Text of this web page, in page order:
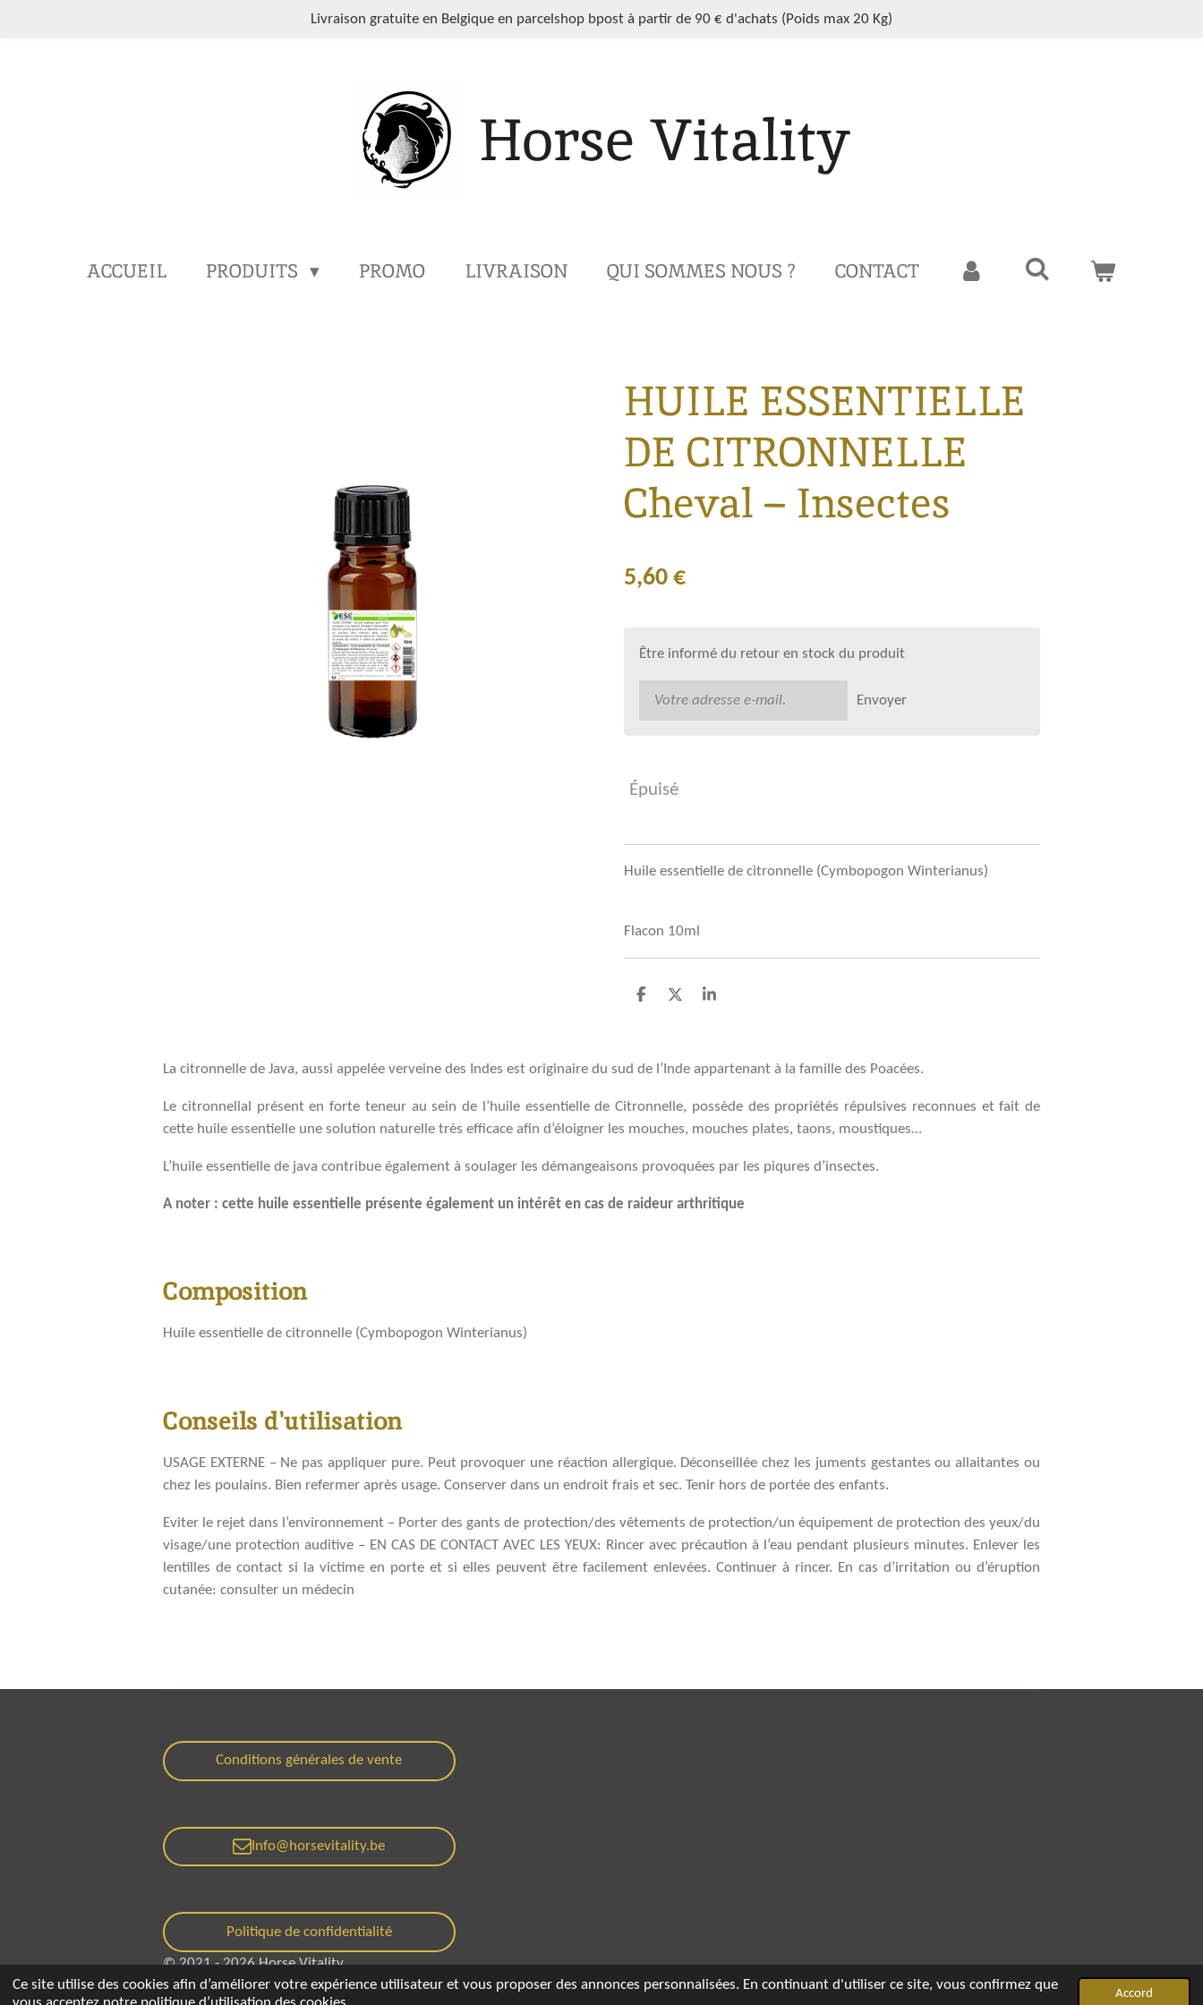
Ce site utilise des cookies afin d’améliorer votre expérience utilisateur et vous proposer des annonces personnalisées. En continuant d'utiliser ce site, vous confirmez que
Accord
Livraison gratuite en Belgique en parcelshop bpost à partir de 90 € d'achats (Poids max 20 Kg)
Horse Vitality
ACCUEIL PRODUITS PROMO LIVRAISON QUI SOMMES NOUS ? CONTACT
HUILE ESSENTIELLE
DE CITRONNELLE
Cheval – Insectes
5,60 €
Être informé du retour en stock du produit
Envoyer
Épuisé
Huile essentielle de citronnelle (Cymbopogon Winterianus)
Flacon 10ml
P
a
g
r
P
g
r
P
g
r
La citronnelle de Java, aussi appelée verveine des Indes est originaire du sud de l’Inde appartenant à la famille des Poacées.
Le citronnellal présent en forte teneur au sein de l’huile essentielle de Citronnelle, possède des propriétés répulsives reconnues et fait de
cette huile essentielle une solution naturelle très efficace afin d’éloigner les mouches, mouches plates, taons, moustiques…
L’huile essentielle de java contribue également à soulager les démangeaisons provoquées par les piqures d’insectes.
A noter : cette huile essentielle présente également un intérêt en cas de raideur arthritique
Composition
Huile essentielle de citronnelle (Cymbopogon Winterianus)
Conseils d'utilisation
USAGE EXTERNE – Ne pas appliquer pure. Peut provoquer une réaction allergique. Déconseillée chez les juments gestantes ou allaitantes ou
chez les poulains. Bien refermer après usage. Conserver dans un endroit frais et sec. Tenir hors de portée des enfants.
Eviter le rejet dans l’environnement – Porter des gants de protection/des vêtements de protection/un équipement de protection des yeux/du
visage/une protection auditive – EN CAS DE CONTACT AVEC LES YEUX: Rincer avec précaution à l’eau pendant plusieurs minutes. Enlever les
lentilles de contact si la victime en porte et si elles peuvent être facilement enlevées. Continuer à rincer. En cas d’irritation ou d’éruption
cutanée: consulter un médecin
Conditions générales de vente
Info@horsevitality.be
Politique de confidentialité
© 2021 - 2026 Horse Vitality